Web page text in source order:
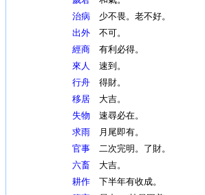
治病 少不畏。老不好。
出外不可。
經商有利必得。
來人 速到。
行舟得財。
移居大吉。
失物 速尋必在。
求雨月尾即有。
官事二次完明。了財。
六畜大吉。
耕作下半年有收成。